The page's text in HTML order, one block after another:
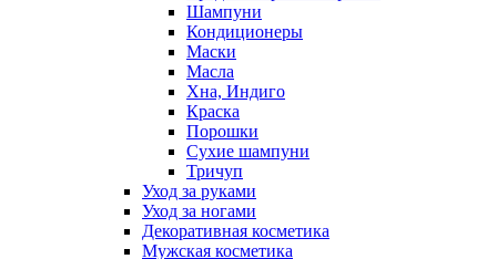
Шампуни
Кондиционеры
Маски
Масла
Хна, Индиго
Краска
Порошки
Сухие шампуни
Тричуп
Уход за руками
Уход за ногами
Декоративная косметика
Мужская косметика